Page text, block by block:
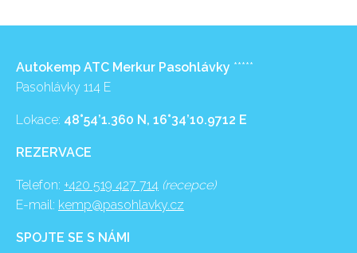
Autokemp ATC Merkur Pasohlávky *****
Pasohlávky 114 E
Lokace: 48°54’1.360 N, 16°34’10.9712 E
REZERVACE
Telefon: +420 519 427 714 (recepce)
E-mail: kemp@pasohlavky.cz
SPOJTE SE S NÁMI